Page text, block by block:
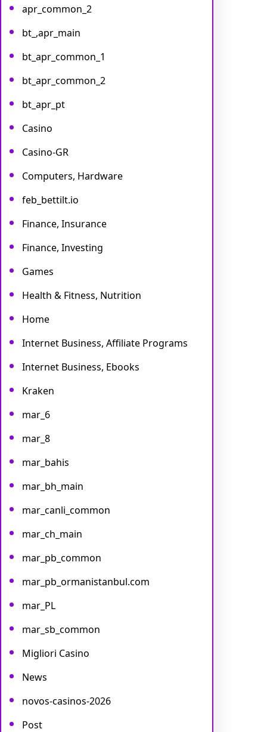
apr_common_2
bt_,apr_main
bt_apr_common_1
bt_apr_common_2
bt_apr_pt
Casino
Casino-GR
Computers, Hardware
feb_bettilt.io
Finance, Insurance
Finance, Investing
Games
Health & Fitness, Nutrition
Home
Internet Business, Affiliate Programs
Internet Business, Ebooks
Kraken
mar_6
mar_8
mar_bahis
mar_bh_main
mar_canli_common
mar_ch_main
mar_pb_common
mar_pb_ormanistanbul.com
mar_PL
mar_sb_common
Migliori Casino
News
novos-casinos-2026
Post